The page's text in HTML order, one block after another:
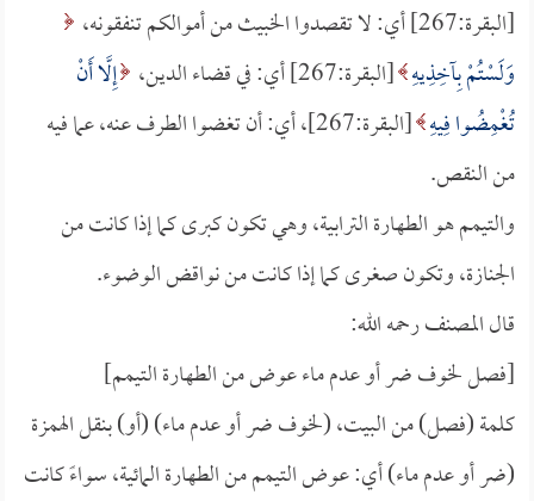
[البقرة:267] أي: لا تقصدوا الخبيث من أموالكم تنفقونه،
وَلَسْتُمْ بِآخِذِيهِ [البقرة:267] أي: في قضاء الدين،
إِلَّا أَنْ
تُغْمِضُوا فِيهِ
[البقرة:267]، أي: أن تغضوا الطرف عنه، عما فيه
من النقص.
والتيمم هو الطهارة الترابية، وهي تكون كبرى كما إذا كانت من
الجنازة، وتكون صغرى كما إذا كانت من نواقض الوضوء.
قال المصنف رحمه الله:
[فصل لخوف ضر أو عدم ماء عوض من الطهارة التيمم]
كلمة (فصل) من البيت، (لخوف ضر أو عدم ماء) (أو) بنقل الهمزة
(ضر أو عدم ماء) أي: عوض التيمم من الطهارة المائية، سواءً كانت